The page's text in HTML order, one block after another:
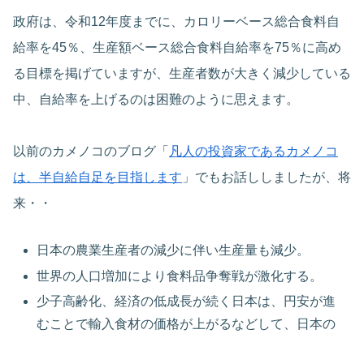
政府は、令和12年度までに、カロリーベース総合食料自
給率を45％、生産額ベース総合食料自給率を75％に高め
る目標を掲げていますが、生産者数が大きく減少している
中、自給率を上げるのは困難のように思えます。
以前のカメノコのブログ「 凡人の投資家であるカメノコ
は、半自給自足を目指します 」でもお話ししましたが、将
来・・
日本の農業生産者の減少に伴い生産量も減少。
世界の人口増加により食料品争奪戦が激化する。
少子高齢化、経済の低成長が続く日本は、円安が進
むことで輸入食材の価格が上がるなどして、日本の